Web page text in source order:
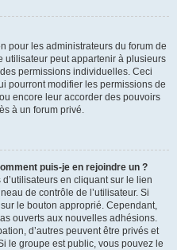
pour les administrateurs du forum de
utilisateur peut appartenir à plusieurs
permissions individuelles. Ceci
pourront modifier les permissions de
encore leur accorder des pouvoirs
à un forum privé.
puis-je en rejoindre un ?
en cliquant sur le lien
de contrôle de l’utilisateur. Si
le bouton approprié. Cependant,
ouverts aux nouvelles adhésions.
d’autres peuvent être privés et
le groupe est public, vous pouvez le